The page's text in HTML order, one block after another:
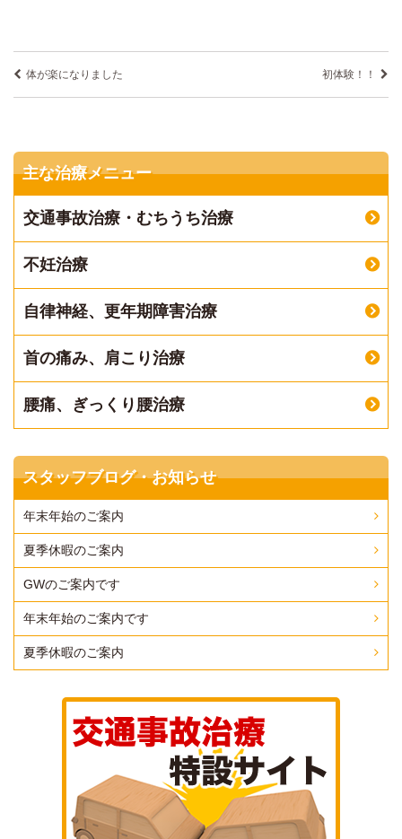
初体験！！
体が楽になりました
主な治療メニュー
交通事故治療・むちうち治療
不妊治療
自律神経、更年期障害治療
首の痛み、肩こり治療
腰痛、ぎっくり腰治療
スタッフブログ・お知らせ
年末年始のご案内
夏季休暇のご案内
GWのご案内です
年末年始のご案内です
夏季休暇のご案内